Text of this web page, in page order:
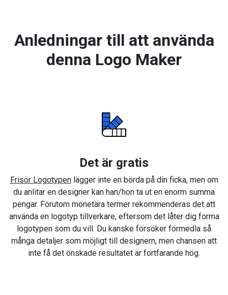
Anledningar till att använda
denna Logo Maker
Det är gratis
Frisör Logotypenlägger inte en börda på din ficka, men om
du anlitar en designer kan han/hon ta ut en enorm summa
pengar. Förutom monetära termer rekommenderas det att
använda en logotyp tillverkare, eftersom det låter dig forma
logotypen som du vill. Du kanske försöker förmedla så
många detaljer som möjligt till designern, men chansen att
inte få det önskade resultatet är fortfarande hög.